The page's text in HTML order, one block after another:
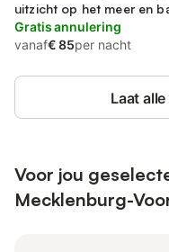
uitzicht op het meer en
Gratis annulering
vanaf€ 85per nacht
Laat
Voor jou
Mecklenburg-